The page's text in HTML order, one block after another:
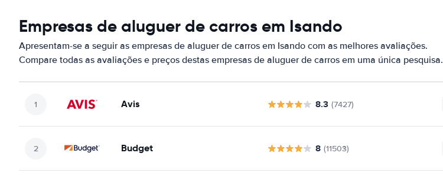
Empresas de aluguer de carros em Isando
Apresentam-se a seguir as empresas de aluguer de carros em Isando com as melhores avaliações.
Compare todas as avaliações e preços destas empresas de aluguer de carros em uma única pesquisa.
Avis 8.3 (7427)
Budget 8 (11503)